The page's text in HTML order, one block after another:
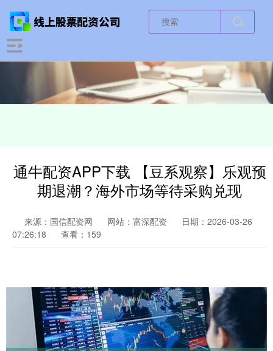
通牛配资APP下载 【豆系观察】乐观预
期退潮？海外市场等待采购兑现
来源：国信配资网 网站：富深配资
日期：2026-03-26
07:26:18
查看：159